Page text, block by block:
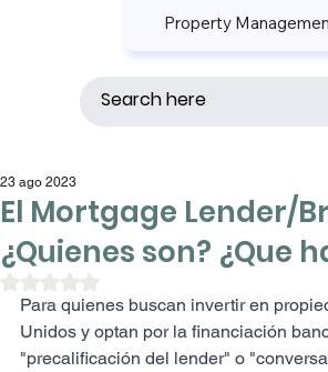
Property
El Mortgage Lender/
¿Quienes son? ¿Que
23 ago 2023
Obtuvo NaN de 5 estrellas.
Para quienes buscan invertir en
Unidos y optan por la financiación
"precalificación del lender" o